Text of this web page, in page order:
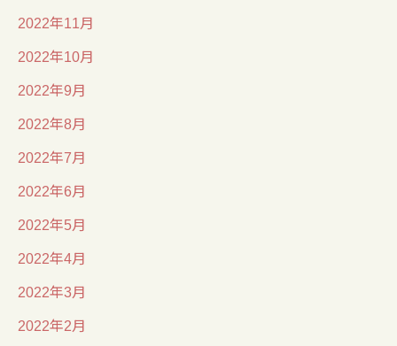
2022年11月
2022年10月
2022年9月
2022年8月
2022年7月
2022年6月
2022年5月
2022年4月
2022年3月
2022年2月